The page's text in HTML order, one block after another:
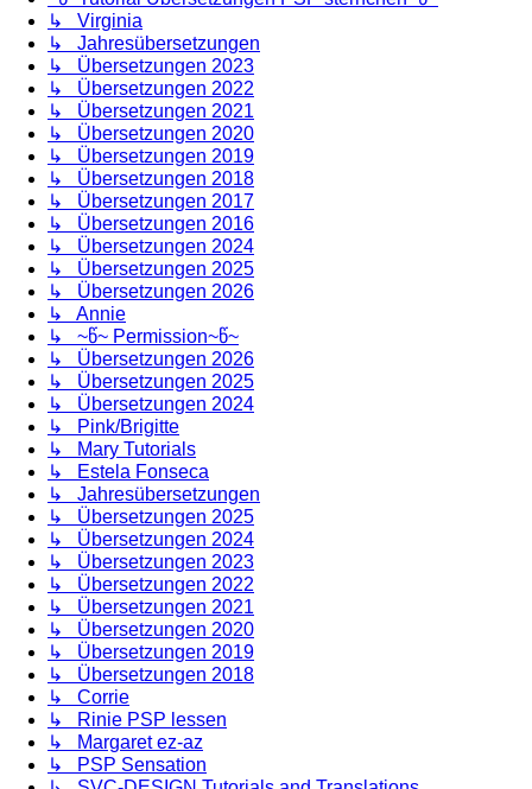
↳ Virginia
↳ Jahresübersetzungen
↳ Übersetzungen 2023
↳ Übersetzungen 2022
↳ Übersetzungen 2021
↳ Übersetzungen 2020
↳ Übersetzungen 2019
↳ Übersetzungen 2018
↳ Übersetzungen 2017
↳ Übersetzungen 2016
↳ Übersetzungen 2024
↳ Übersetzungen 2025
↳ Übersetzungen 2026
↳ Annie
↳ ~წ~ Permission~წ~
↳ Übersetzungen 2026
↳ Übersetzungen 2025
↳ Übersetzungen 2024
↳ Pink/Brigitte
↳ Mary Tutorials
↳ Estela Fonseca
↳ Jahresübersetzungen
↳ Übersetzungen 2025
↳ Übersetzungen 2024
↳ Übersetzungen 2023
↳ Übersetzungen 2022
↳ Übersetzungen 2021
↳ Übersetzungen 2020
↳ Übersetzungen 2019
↳ Übersetzungen 2018
↳ Corrie
↳ Rinie PSP lessen
↳ Margaret ez-az
↳ PSP Sensation